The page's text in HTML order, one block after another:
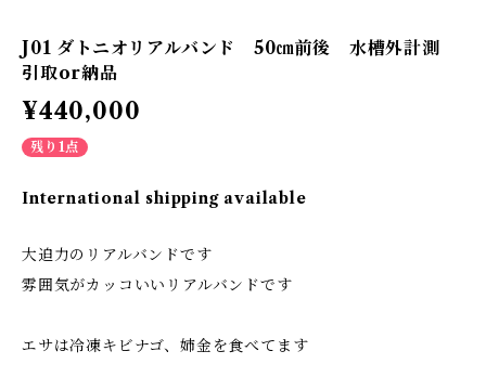
J01 ダトニオリアルバンド 50㎝前後 水槽外計測
引取or納品
¥440,000
残り1点
International shipping available
大迫力のリアルバンドです
雰囲気がカッコいいリアルバンドです
エサは冷凍キビナゴ、姉金を食べてます